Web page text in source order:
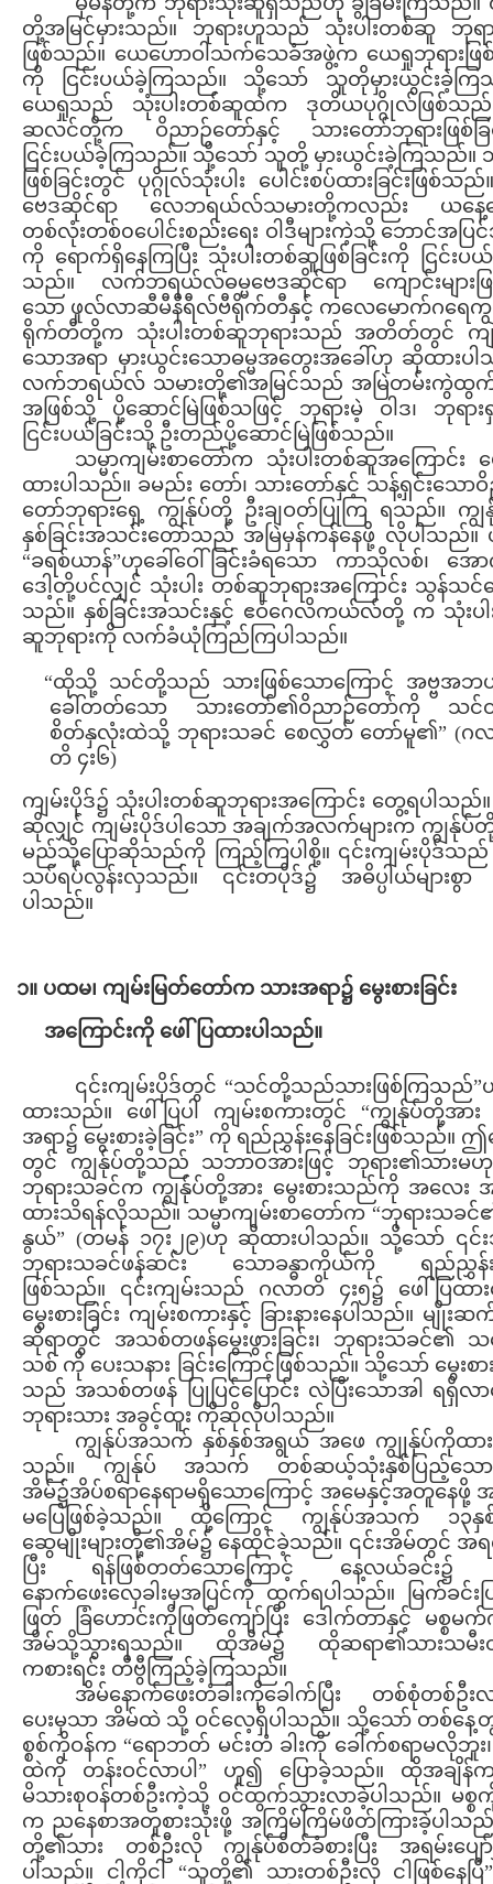
တို့အမြင်မှားသည်။ ဘုရားဟူသည် သုံးပါးတစ်ဆူ ဘုရာ
ဖြစ်သည်။ ယေဟောဝါသက်သေခံအဖွဲ့က ယေရှုဘုရားဖြစ်
ကို ငြင်းပယ်ခဲ့ကြသည်။ သို့သော် သူတိုမှားယွင်းခဲ့ကြ
ယေရှုသည် သုံးပါးတစ်ဆူထဲက ဒုတိယပုဂ္ဂိုလ်ဖြစ်သ
ဆလင်တို့က ဝိညာဉ်တော်နှင့် သားတော်ဘုရားဖြစ်ခြ
ငြင်းပယ်ခဲ့ကြသည်။ သို့သော် သူတို့ မှားယွင်းခဲ့ကြသည်။
ဖြစ်ခြင်းတွင် ပုဂ္ဂိုလ်သုံးပါး ပေါင်းစပ်ထားခြင်းဖြစ်သည်
ဗေဒဆိုင်ရာ လေဘရယ်လ်သမားတို့ကလည်း ယနေ့
တစ်လုံးတစ်၀ပေါင်းစည်းရေး ဝါဒီများကဲ့သို့ ဘောင်အပ
ကို ရောက်ရှိနေကြပြီး သုံးပါးတစ်ဆူဖြစ်ခြင်းကို ငြင်းပ
သည်။ လက်ဘရယ်လ်ဓမ္မဗေဒဆိုင်ရာ ကျောင်းများဖ
သော ဖူလ်လာဆီမီနီရီလ်ဗီရိုက်တီနှင့် ကလေမောက်ဂရေက
ရိုက်တီတို့က သုံးပါးတစ်ဆူဘုရားသည် အတိတ်တွင် ကျ
သောအရာ မှားယွင်းသောဓမ္မအတွေးအခေါ်ဟု ဆိုထားပ
လက်ဘရယ်လ် သမားတို့၏အမြင်သည် အမြဲတမ်းကွဲထွက်
အဖြစ်သို့ ပို့ဆောင်မြဲဖြစ်သဖြင့် ဘုရားမဲ့ ဝါဒ၊ ဘုရာ
ငြင်းပယ်ခြင်းသို့ ဦးတည်ပို့ဆောင်မြဲဖြစ်သည်။
သမ္မာကျမ်းစာတော်က သုံးပါးတစ်ဆူအကြောင်း ဖ
ထားပါသည်။ ခမည်း တော်၊ သားတော်နှင့် သန့်ရှင်းသော
တော်ဘုရားရှေ့ ကျွန်ုပ်တို့ ဦးချဝတ်ပြုကြ ရသည်။ က
နှစ်ခြင်းအသင်းတော်သည် အမြဲမှန်ကန်နေဖို့ လိုပါသည်။
“ခရစ်ယာန်”ဟုခေါ်ဝေါ်ခြင်းခံရသော ကာသိုလစ်၊ အ
ဒေါ့တို့ပင်လျှင် သုံးပါး တစ်ဆူဘုရားအကြောင်း သွန်သင်
သည်။ နှစ်ခြင်းအသင်းနှင့် ဧဝံဂေလိကယ်လ်တို့ က သုံးပါ
ဆူဘုရားကို လက်ခံယုံကြည်ကြပါသည်။
“ထိုသို့ သင်တို့သည် သားဖြစ်သောကြောင့် အဗ္ဗအ
ခေါ်တတ်သော သားတော်၏ဝိညာဉ်တော်ကို သင်
စိတ်နှလုံးထဲသို့ ဘုရားသခင် စေလွှတ် တော်မူ၏” (ဂ
တိ ၄း၆)
ကျမ်းပိုဒ်၌ သုံးပါးတစ်ဆူဘုရားအကြောင်း တွေ့ရပါသည်
ဆိုလျှင် ကျမ်းပိုဒ်ပါသော အချက်အလက်များက ကျွန်ုပ်
မည်သို့ပြောဆိုသည်ကို ကြည့်ကြပါစို့။ ၎င်းကျမ်းပိုဒ်သ
သပ်ရပ်လွန်းလှသည်။ ၎င်းတပိုဒ်၌ အဓိပ္ပါယ်များစွာ
ပါသည်။
၁။ ပထမ၊ ကျမ်းမြတ်တော်က သားအရာ၌ မွေးစားခြင်း
အကြောင်းကို ဖေါ်ပြထားပါသည်။
၎င်းကျမ်းပိုဒ်တွင် “သင်တို့သည်သားဖြစ်ကြသည်
ထားသည်။ ဖေါ်ပြပါ ကျမ်းစကားတွင် “ကျွန်ုပ်တို့အား
အရာ၌ မွေးစားခဲ့ခြင်း” ကို ရည်ညွှန်းနေခြင်းဖြစ်သည်။ ဤ
တွင် ကျွန်ုပ်တို့သည် သဘာ၀အားဖြင့် ဘုရား၏သားမ
ဘုရားသခင်က ကျွန်ုပ်တို့အား မွေးစားသည်ကို အလေး
ထားသိရန်လိုသည်။ သမ္မာကျမ်းစာတော်က “ဘုရားသခင်
နွယ်” (တမန် ၁၇း၂၉)ဟု ဆိုထားပါသည်။ သို့သော် ၎င်
ဘုရားသခင်ဖန်ဆင်း သောခန္ဓာကိုယ်ကို ရည်ညွှန်းခ
ဖြစ်သည်။ ၎င်းကျမ်းသည် ဂလာတိ ၄း၅၌ ဖေါ်ပြထာ
မွေးစားခြင်း ကျမ်းစကားနှင့် ခြားနားနေပါသည်။ မျိုး
ဆိုရာတွင် အသစ်တဖန်မွေးဖွားခြင်း၊ ဘုရားသခင်၏
သစ် ကို ပေးသနား ခြင်းကြောင့်ဖြစ်သည်။ သို့သော် မွေးစား
သည် အသစ်တဖန် ပြုပြင်ပြောင်း လဲပြီးသောအါ ရရှိလ
ဘုရားသား အခွင့်ထူး ကိုဆိုလိုပါသည်။
ကျွန်ုပ်အသက် နှစ်နှစ်အရွယ် အဖေ ကျွုန်ုပ်ကိုထား
သည်။ ကျွန်ုပ် အသက် တစ်ဆယ့်သုံးနှစ်ပြည့်သော
အိမ်၌အိပ်စရာနေရာမရှိသောကြောင့် အမေနှင့်အတူနေဖို့
မပြေဖြစ်ခဲ့သည်။ ထို့ကြောင့် ကျွန်ုပ်အသက် ၁၃နှ
ဆွေမျိုးများတို့၏အိမ်၌ နေထိုင်ခဲ့သည်။ ၎င်းအိမ်တွင် အ
ပြီး ရန်ဖြစ်တတ်သောကြောင့် နေ့လယ်ခင်း
နောက်ဖေးလှေခါးမှအပြင်ကို ထွက်ရပါသည်။ မြက်ခင်း
ဖြတ် ခြံဟောင်းကိုဖြတ်ကျော်ပြီး ဒေါက်တာနှင့် မစ္စမ
အိမ်သို့သွားရသည်။ ထိုအိမ်၌ ထိုဆရာ၏သားသမီး
ကစားရင်း တီဗွီကြည့်ခဲ့ကြသည်။
အိမ်နောက်ဖေးတံခါးကိုခေါက်ပြီး တစ်စုံတစ်ဦး
ပေးမှသာ အိမ်ထဲ သို့ ဝင်လေ့ရှိပါသည်။ သို့သော် တစ်နေ့
စ္စစ်ကိုဝန်က “ရောဘတ် မင်းတံ ခါးကို ခေါက်စရာမလိုဘူး
ထဲကို တန်းဝင်လာပါ” ဟူ၍ ပြောခဲ့သည်။ ထိုအချိန်ကစ
မိသားစုဝန်တစ်ဦးကဲ့သို့ ဝင်ထွက်သွားလာခဲ့ပါသည်။ မစ္စ
က ညနေစာအတူစားသုံးဖို့ အကြိမ်ကြိမ်ဖိတ်ကြားခဲ့ပါသ
တို့၏သား တစ်ဦးလို ကျွန်ုပ်စိတ်ခံစားပြီး အရမ်းပျေ
ပါသည်။ ငါ့ကိုငါ “သူတို့၏ သားတစ်ဦးလို ငါဖြစ်နေပ